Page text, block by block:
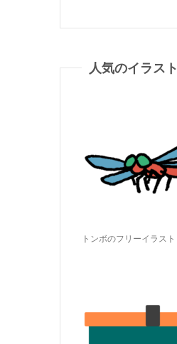
人気のイラスト
トンボのフリーイラスト